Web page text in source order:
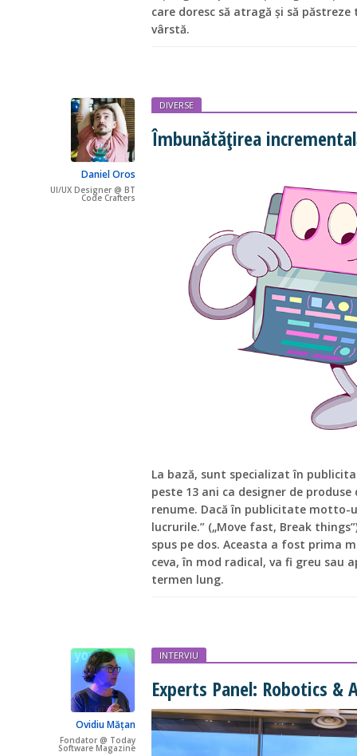
care doresc să atragă și să
vârstă.
Daniel Oros
UI/UX Designer @ BT
Code Crafters
DIVERSE
Îmbunătățirea
La bază, sunt specializat în
peste 13 ani ca designer de
renume. Dacă în publicitate motto-
lucrurile.” („Move fast, Break
spus pe dos. Aceasta a fost prima
ceva, în mod radical, va fi greu sau
termen lung.
Ovidiu Mățan
Fondator @ Today
Software Magazine
INTERVIU
Experts Panel: Robotics &